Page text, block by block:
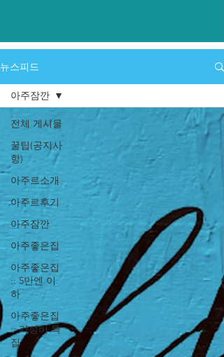
​뉴스피드
전체 게시물
꿀팁(공지사
항)
아주르소개
아주르후기
아주잠깐
아주좋은집
아주좋은집
:: 5만엔 이
하
아주좋은집
:: 가성비 특
집
아주잠깐